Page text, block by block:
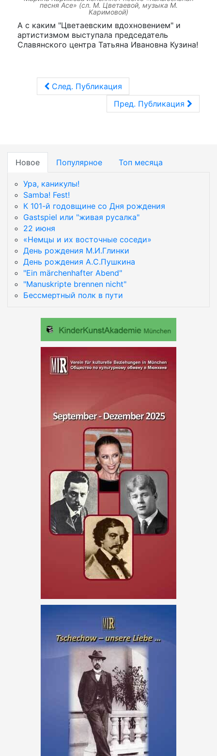
песня Асе» (сл. М. Цветаевой, музыка М.
Каримовой)
А с каким "Цветаевским вдохновением" и
артистизмом выступала председатель
Славянского центра Татьяна Ивановна Кузина!
След. Публикация
Пред. Публикация
Новое Популярное Топ месяца
Ура, каникулы!
Samba! Fest!
К 101-й годовщине со Дня рождения
Gastspiel или "живая русалка"
22 июня
«Немцы и их восточные соседи»
День рождения М.И.Глинки
День рождения А.С.Пушкина
"Ein märchenhafter Abend"
"Manuskripte brennen nicht"
Бессмертный полк в пути